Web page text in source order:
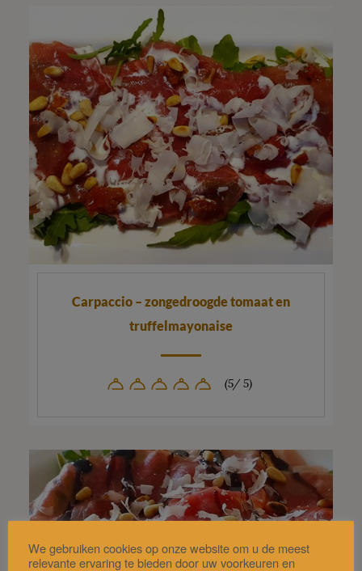
Carpaccio – zongedroogde tomaat en
truffelmayonaise
(5/ 5)
We gebruiken cookies op onze website om u de meest
relevante ervaring te bieden door uw voorkeuren en